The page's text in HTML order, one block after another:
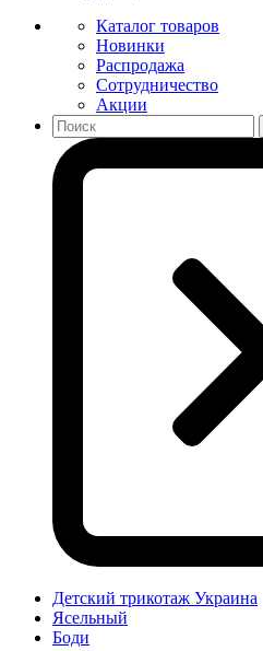
Каталог товаров
Новинки
Распродажа
Сотрудничество
Акции
Детский трикотаж Украина
Ясельный
Боди